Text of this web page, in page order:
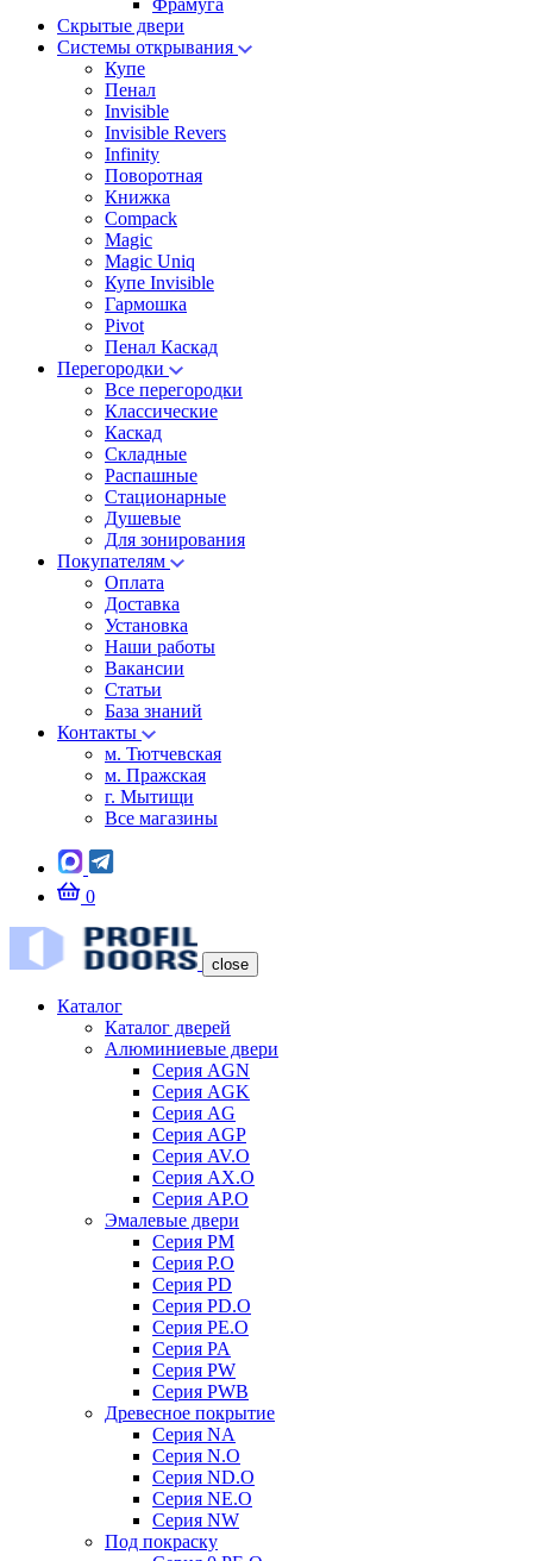
Фрамуга
Скрытые двери
Системы открывания
Купе
Пенал
Invisible
Invisible Revers
Infinity
Поворотная
Книжка
Compack
Magic
Magic Uniq
Купе Invisible
Гармошка
Pivot
Пенал Каскад
Перегородки
Все перегородки
Классические
Каскад
Складные
Распашные
Стационарные
Душевые
Для зонирования
Покупателям
Оплата
Доставка
Установка
Наши работы
Вакансии
Статьи
База знаний
Контакты
м. Тютчевская
м. Пражская
г. Мытищи
Все магазины
0
close
Каталог
Каталог дверей
Алюминиевые двери
Серия AGN
Серия AGK
Серия AG
Серия AGP
Серия AV.O
Серия AX.O
Серия AP.O
Эмалевые двери
Серия PM
Серия P.O
Серия PD
Серия PD.O
Серия PE.O
Серия PA
Серия PW
Серия PWB
Древесное покрытие
Серия NA
Серия N.O
Серия ND.O
Серия NE.O
Серия NW
Под покраску